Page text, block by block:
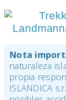
Nota
naturaleza
propia
ISLANDICA